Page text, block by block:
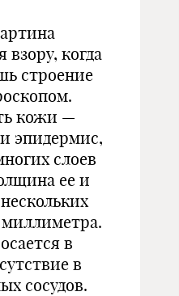
взору, когда
строение
кожи —
эпидермис,
слоев
ее и
миллиметра.
в
в
сосудов.